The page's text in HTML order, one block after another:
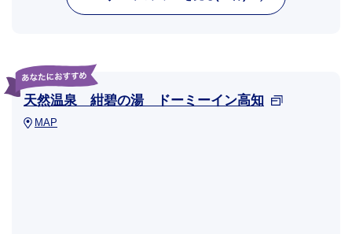
天然温泉 紺碧の湯 ドーミーイン高知
MAP